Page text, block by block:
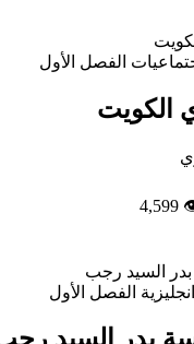
الفصل الأول
الكويت
👁
الفصل الأول